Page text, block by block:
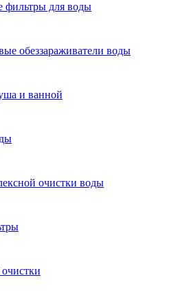
фильтры для воды
обеззараживатели воды
и ванной
очистки воды